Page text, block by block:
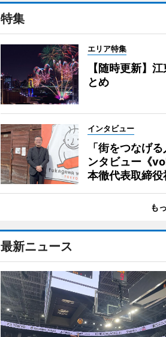
特集
エリア特集
【随時更新】
とめ
インタビュー
「街をつなげ
ンタビュー《
本徹代表取締
も
最新ニュース